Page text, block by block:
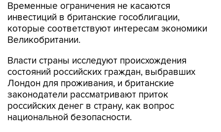
Временные ограничения не касаются
инвестиций в британские гособлигации,
которые соответствуют интересам экономики
Великобритании.
Власти страны исследуют происхождения
состояний российских граждан, выбравших
Лондон для проживания, и британские
законодатели рассматривают приток
российских денег в страну, как вопрос
национальной безопасности.